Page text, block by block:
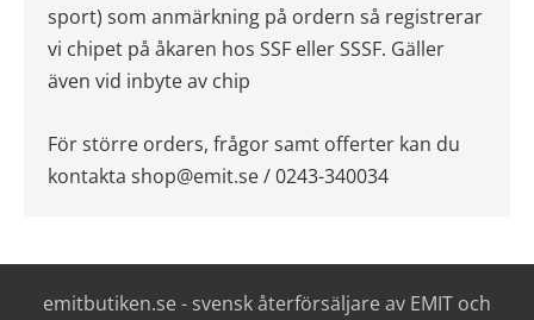
sport) som anmärkning på ordern så registrerar
vi chipet på åkaren hos SSF eller SSSF. Gäller
även vid inbyte av chip
För större orders, frågor samt offerter kan du
kontakta shop@emit.se/ 0243-340034
emitbutiken.se - svensk återförsäljare av EMIT och